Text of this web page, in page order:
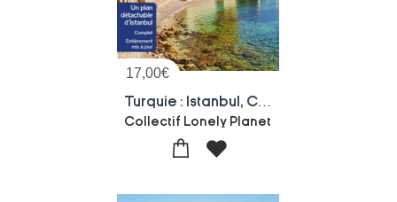
17,00€
Collectif Lonely Planet